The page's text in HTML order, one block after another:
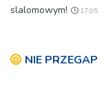
slalomowym!
17:05
NIE PRZEGAP